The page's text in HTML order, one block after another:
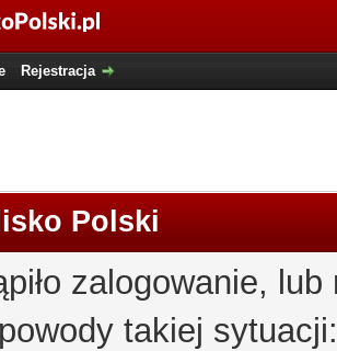
Rejestracja
Polski
zalogowanie,
takiej sytuacji: